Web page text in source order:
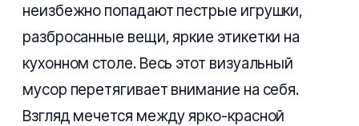
неизбежно попадают пестрые игрушки,
разбросанные вещи, яркие этикетки на
кухонном столе. Весь этот визуальный
мусор перетягивает внимание на себя.
Взгляд мечется между ярко-красной